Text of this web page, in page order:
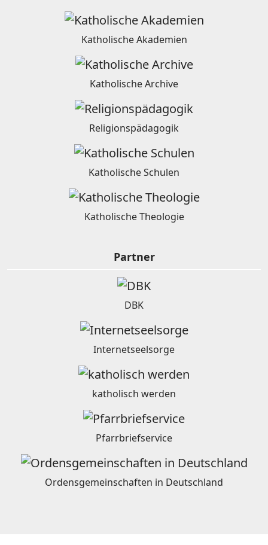
Katholische Akademien
Katholische Archive
Religionspädagogik
Katholische Schulen
Katholische Theologie
Partner
DBK
Internetseelsorge
katholisch werden
Pfarrbriefservice
Ordensgemeinschaften in Deutschland